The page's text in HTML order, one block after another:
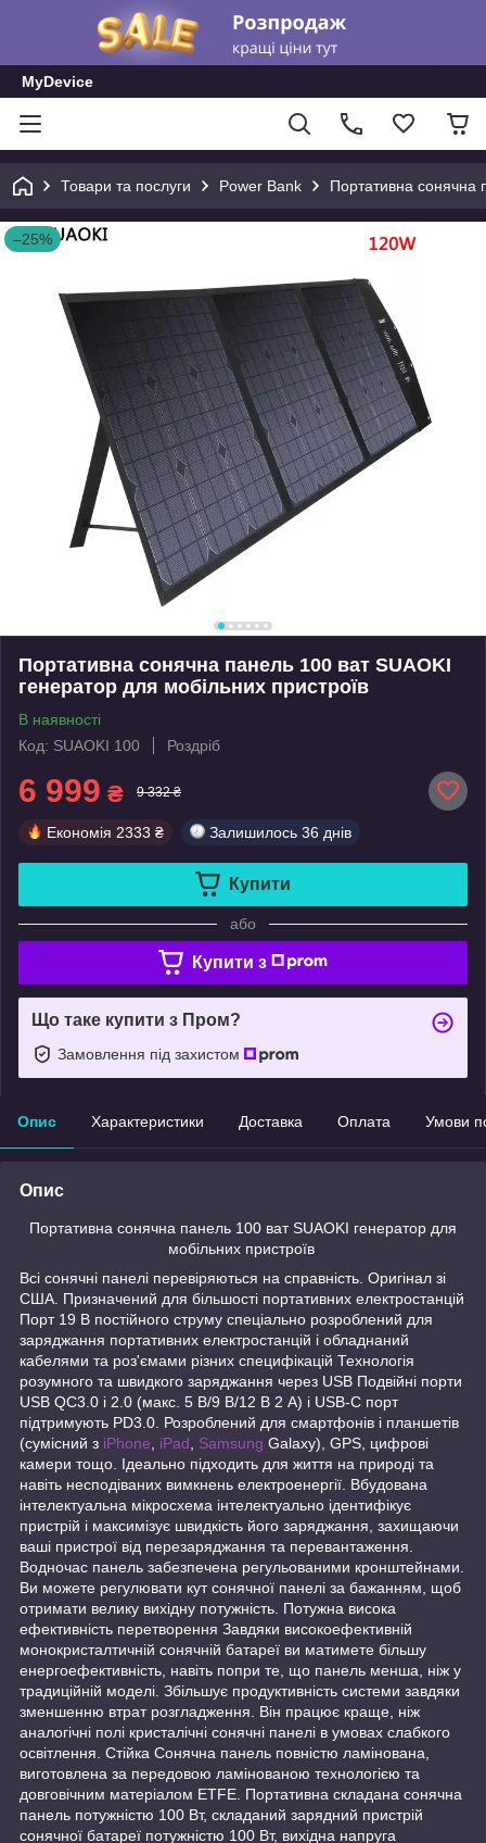
MyDevice
Товари та послуги Power Bank Портативна сонячна
–25%
Портативна сонячна панель 100 ват SUAOKI
генератор для мобільних пристроїв
В наявності
Код: SUAOKI 100
Роздріб
6 999 ₴ 9 332 ₴
Економія 2333 ₴ Залишилось 36 днів
Купити
або
Купити з
Що таке купити з Пром?
Замовлення під захистом
Опис Характеристики Доставка Оплата Умови
Опис
Портативна сонячна панель 100 ват SUAOKI генератор для
мобільних пристроїв
Всі сонячні панелі перевіряються на справність. Оригінал зі
США. Призначений для більшості портативних електростанцій
Порт 19 В постійного струму спеціально розроблений для
заряджання портативних електростанцій і обладнаний
кабелями та роз'ємами різних специфікацій Технологія
розумного та швидкого заряджання через USB Подвійні порти
USB QC3.0 і 2.0 (макс. 5 В/9 В/12 В 2 А) і USB-C порт
підтримують PD3.0. Розроблений для смартфонів і планшетів
(сумісний з iPhone iPad Samsung Galaxy), GPS, цифрові
камери тощо. Ідеально підходить для життя на природі та
навіть несподіваних вимкнень електроенергії. Вбудована
інтелектуальна мікросхема інтелектуально ідентифікує
пристрій і максимізує швидкість його заряджання, захищаючи
ваші пристрої від перезаряджання та перевантаження.
Водночас панель забезпечена регульованими кронштейнами.
Ви можете регулювати кут сонячної панелі за бажанням, щоб
отримати велику вихідну потужність. Потужна висока
ефективність перетворення Завдяки високоефективній
монокристалтичній сонячній батареї ви матимете більшу
енергоефективність, навіть попри те, що панель менша, ніж у
традиційній моделі. Збільшує продуктивність системи завдяки
зменшенню втрат розгладження. Він працює краще, ніж
аналогічні полі кристалічні сонячні панелі в умовах слабкого
освітлення. Стійка Сонячна панель повністю ламінована,
виготовлена за передовою ламінованою технологією та
довговічним матеріалом ETFE. Портативна складана сонячна
панель потужністю 100 Вт, складаний зарядний пристрій
сонячної батареї потужністю 100 Вт, вихідна напруга